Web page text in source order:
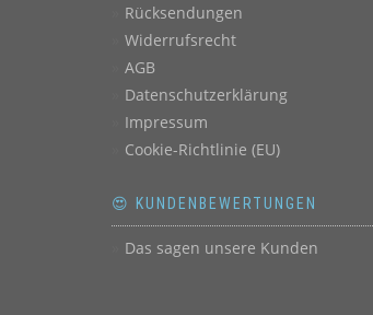
Rücksendungen
Widerrufsrecht
AGB
Datenschutzerklärung
Impressum
Cookie-Richtlinie (EU)
😍 KUNDENBEWERTUNGEN
Das sagen unsere Kunden